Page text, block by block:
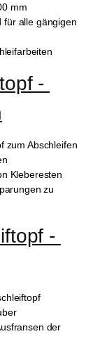
mm
für alle gängigen
-
zum Abschleifen
Kleberesten
zu
-
der